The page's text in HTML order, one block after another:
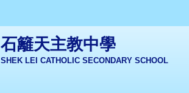
石籬天主教中學
SHEK LEI CATHOLIC SECONDARY SCHOOL